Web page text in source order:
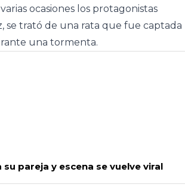
ocasiones los protagonistas
se trató de una rata que fue captada
una tormenta.
pareja y escena se vuelve viral